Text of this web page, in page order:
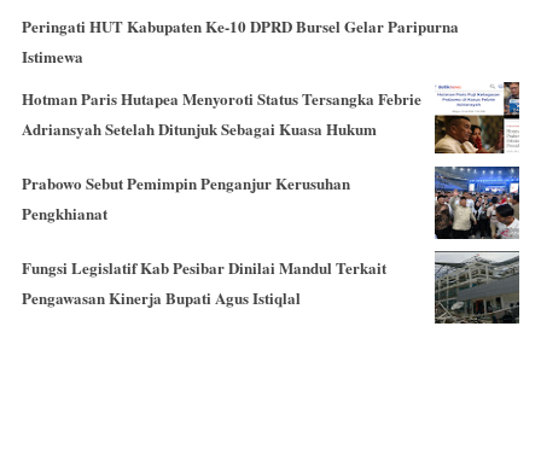
Peringati HUT Kabupaten Ke-10 DPRD Bursel Gelar Paripurna
Istimewa
Hotman Paris Hutapea Menyoroti Status Tersangka Febrie
Adriansyah Setelah Ditunjuk Sebagai Kuasa Hukum
Prabowo Sebut Pemimpin Penganjur Kerusuhan
Pengkhianat
Fungsi Legislatif Kab Pesibar Dinilai Mandul Terkait
Pengawasan Kinerja Bupati Agus Istiqlal